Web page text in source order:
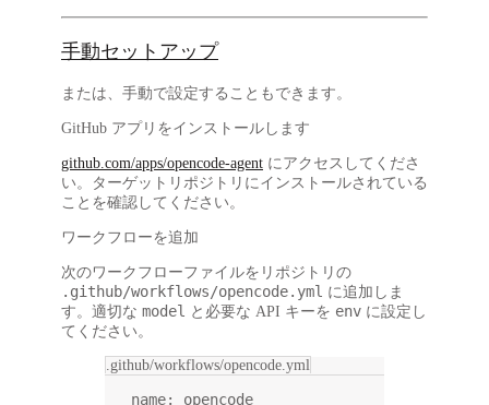
手動セットアップ
または、手動で設定することもできます。
GitHub アプリをインストールします
github.com/apps/opencode-agent にアクセスしてくださ
い。ターゲットリポジトリにインストールされている
ことを確認してください。
ワークフローを追加
次のワークフローファイルをリポジトリの
.github/workflows/opencode.yml に追加しま
す。適切な model と必要な API キーを env に設定し
てください。
.github/workflows/opencode.yml
name: opencode